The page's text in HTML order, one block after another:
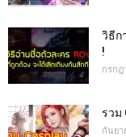
วิธีก
!
กรกฎ
รวม
กันยา